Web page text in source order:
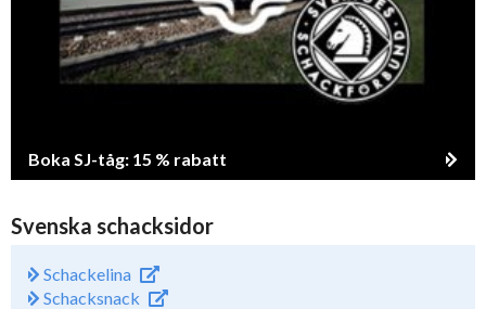
Boka SJ-tåg: 15 % rabatt
Svenska schacksidor
Schackelina
Schacksnack